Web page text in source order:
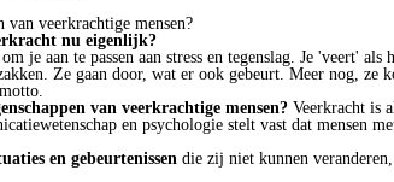
van veerkrachtige mensen?
nu eigenlijk?
je aan te passen aan stress en tegenslag. Je 'veert'
Ze gaan door, wat er ook gebeurt. Meer nog,
van veerkrachtige mensen?Veerkracht is
en psychologie stelt vast dat mensen
en gebeurtenissendie zij niet kunnen veranderen,